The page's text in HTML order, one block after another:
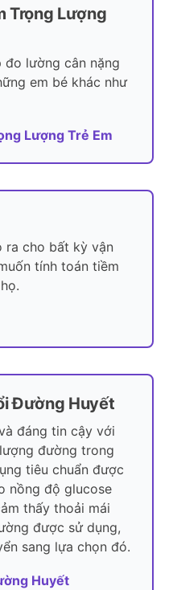
Trọng Lượng
lường cân nặng
em bé khác như
Lượng Trẻ Em
ra cho bất kỳ vận
tính toán tiềm
Đường Huyết
đáng tin cậy với
đường trong
tiêu chuẩn được
nồng độ glucose
thấy thoải mái
được sử dụng,
sang lựa chọn đó.
Huyết